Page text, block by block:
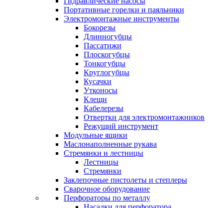
Портативные горелки и паяльники
Электромонтажные инструменты
Бокорезы
Длинногубцы
Пассатижи
Плоскогубцы
Тонкогубцы
Круглогубцы
Кусачки
Утконосы
Клещи
Кабелерезы
Отвертки для электромонтажников
Режущий инструмент
Модульные ящики
Маслонаполненные рукава
Стремянки и лестницы
Лестницы
Стремянки
Заклепочные пистолеты и степлеры
Сварочное оборудование
Перфораторы по металлу